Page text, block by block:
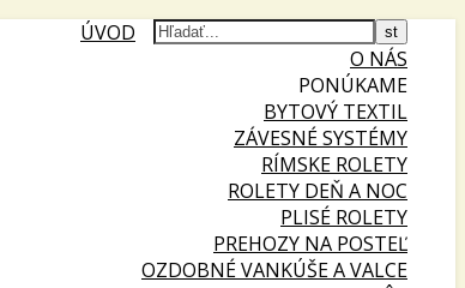
ÚVOD
O NÁS
PONÚKAME
BYTOVÝ TEXTIL
ZÁVESNÉ SYSTÉMY
RÍMSKE ROLETY
ROLETY DEŇ A NOC
PLISÉ ROLETY
PREHOZY NA POSTEĽ
OZDOBNÉ VANKÚŠE A VALCE